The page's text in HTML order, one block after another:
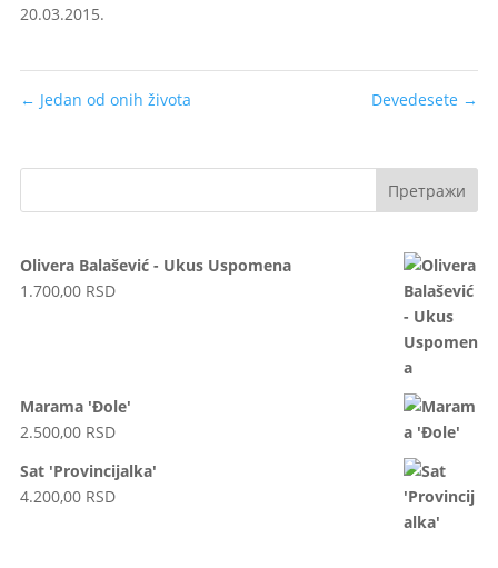
20.03.2015.
← Jedan od onih života Devedesete →
Olivera Balašević - Ukus Uspomena
1.700,00 RSD
Marama 'Đole'
2.500,00 RSD
Sat 'Provincijalka'
4.200,00 RSD